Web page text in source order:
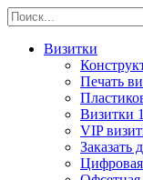
Визитки
Печать
Визитки
VIP
Заказать
Цифровая